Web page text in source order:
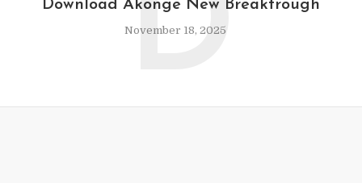
Download Akonge New Breaktrough
November 18, 2025
D